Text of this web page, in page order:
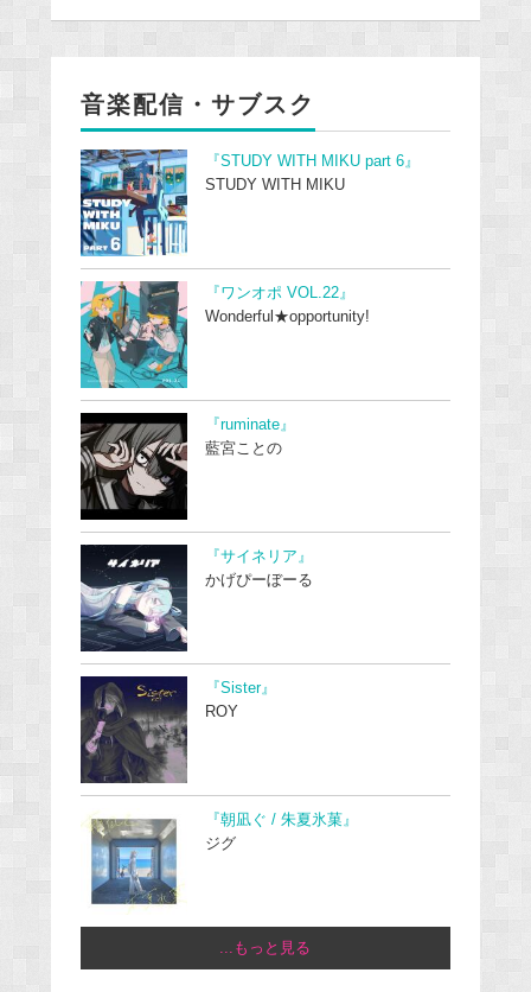
音楽配信・サブスク
『STUDY WITH MIKU part 6』
STUDY WITH MIKU
『ワンオポ VOL.22』
Wonderful★opportunity!
『ruminate』
藍宮ことの
『サイネリア』
かげぴーぼーる
『Sister』
ROY
『朝凪ぐ / 朱夏氷菓』
ジグ
...もっと見る